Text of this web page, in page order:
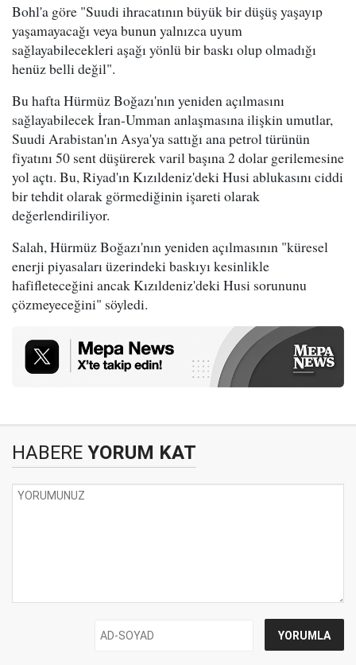
Bohl'a göre "Suudi ihracatının büyük bir düşüş yaşayıp
yaşamayacağı veya bunun yalnızca uyum
sağlayabilecekleri aşağı yönlü bir baskı olup olmadığı
henüz belli değil".
Bu hafta Hürmüz Boğazı'nın yeniden açılmasını
sağlayabilecek İran-Umman anlaşmasına ilişkin umutlar,
Suudi Arabistan'ın Asya'ya sattığı ana petrol türünün
fiyatını 50 sent düşürerek varil başına 2 dolar gerilemesine
yol açtı. Bu, Riyad'ın Kızıldeniz'deki Husi ablukasını ciddi
bir tehdit olarak görmediğinin işareti olarak
değerlendiriliyor.
Salah, Hürmüz Boğazı'nın yeniden açılmasının "küresel
enerji piyasaları üzerindeki baskıyı kesinlikle
hafifleteceğini ancak Kızıldeniz'deki Husi sorununu
çözmeyeceğini" söyledi.
HABERE YORUM KAT